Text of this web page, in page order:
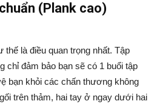
(Plank cao)
thế là điều quan trọng nhất. Tập
chỉ đảm bảo bạn sẽ có 1 buổi tập
bạn khỏi các chấn thương không
trên thảm, hai tay ở ngay dưới hai